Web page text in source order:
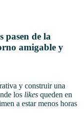
pasen de la
amigable y
y construir una
los likes queden en
a estar menos horas